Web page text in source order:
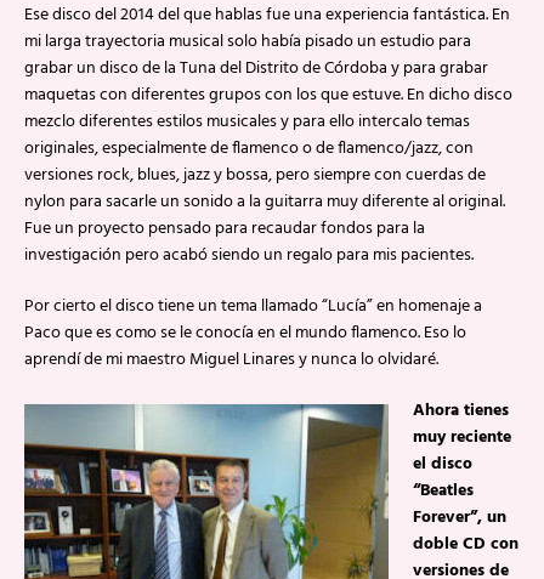
Ese disco del 2014 del que hablas fue una experiencia fantástica. En
mi larga trayectoria musical solo había pisado un estudio para
grabar un disco de la Tuna del Distrito de Córdoba y para grabar
maquetas con diferentes grupos con los que estuve. En dicho disco
mezclo diferentes estilos musicales y para ello intercalo temas
originales, especialmente de flamenco o de flamenco/jazz, con
versiones rock, blues, jazz y bossa, pero siempre con cuerdas de
nylon para sacarle un sonido a la guitarra muy diferente al original.
Fue un proyecto pensado para recaudar fondos para la
investigación pero acabó siendo un regalo para mis pacientes.
Por cierto el disco tiene un tema llamado “Lucía” en homenaje a
Paco que es como se le conocía en el mundo flamenco. Eso lo
aprendí de mi maestro Miguel Linares y nunca lo olvidaré.
Ahora tienes
muy reciente
el disco
“Beatles
Forever”, un
doble CD con
versiones de